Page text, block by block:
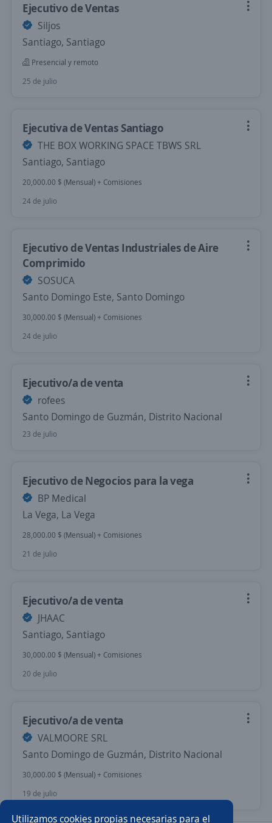
Utilizamos cookies propias necesarias para el
Ejecutivo de Ventas
Siljos
Santiago, Santiago
Presencial y remoto
25 de julio
Ejecutiva de Ventas Santiago
THE BOX WORKING SPACE TBWS SRL
Santiago, Santiago
20,000.00 $ (Mensual) + Comisiones
24 de julio
Ejecutivo de Ventas Industriales de Aire
Comprimido
SOSUCA
Santo Domingo Este, Santo Domingo
30,000.00 $ (Mensual) + Comisiones
24 de julio
Ejecutivo/a de venta
rofees
Santo Domingo de Guzmán, Distrito Nacional
23 de julio
Ejecutivo de Negocios para la vega
BP Medical
La Vega, La Vega
28,000.00 $ (Mensual) + Comisiones
21 de julio
Ejecutivo/a de venta
JHAAC
Santiago, Santiago
30,000.00 $ (Mensual) + Comisiones
20 de julio
Ejecutivo/a de venta
VALMOORE SRL
Santo Domingo de Guzmán, Distrito Nacional
30,000.00 $ (Mensual) + Comisiones
19 de julio